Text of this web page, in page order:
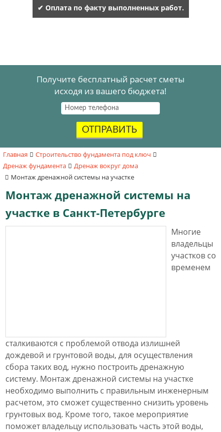
✔ Оплата по факту выполненных работ.
Получите бесплатный расчет сметы
исходя из вашего бюджета!
ОТПРАВИТЬ
Главная
Строительство фундамента под ключ
Дренаж фундамента
Дренаж вокруг дома
Монтаж дренажной системы на участке
Монтаж дренажной системы на
участке в Санкт-Петербурге
Многие
владельцы
участков со
временем
сталкиваются с проблемой отвода излишней
дождевой и грунтовой воды, для осуществления
сбора таких вод, нужно построить дренажную
систему. Монтаж дренажной системы на участке
необходимо выполнить с правильным инженерным
расчетом, это сможет существенно снизить уровень
грунтовых вод. Кроме того, такое мероприятие
поможет владельцу использовать часть этой воды,